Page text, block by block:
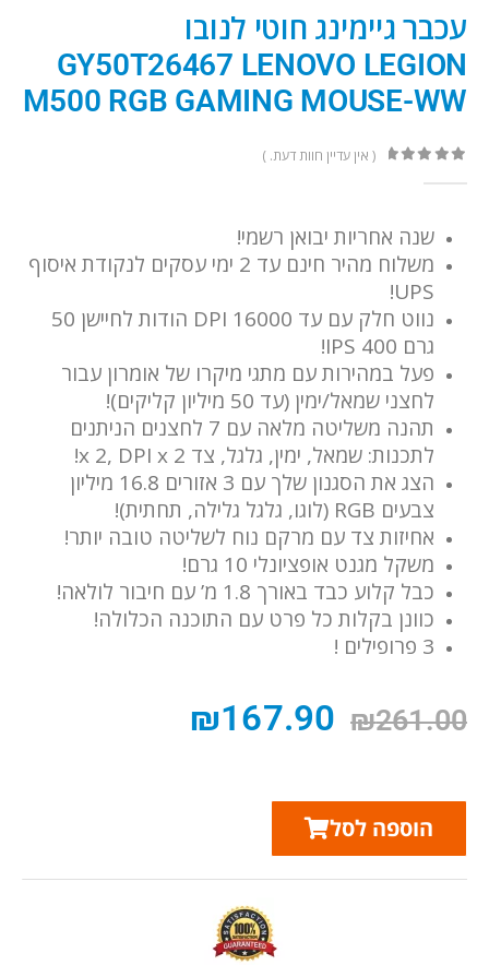
עכבר גיימינג חוטי לנובו
GY50T26467 LENOVO LEGION
M500 RGB GAMING MOUSE-WW
( אין עדיין חוות דעת. )
שנה אחריות יבואן רשמי!
משלוח מהיר חינם עד 2 ימי עסקים לנקודת איסוף
UPS!
נווט חלק עם עד 16000 DPI הודות לחיישן 50
גרם 400 IPS!
פעל במהירות עם מתגי מיקרו של אומרון עבור
לחצני שמאל/ימין (עד 50 מיליון קליקים)!
תהנה משליטה מלאה עם 7 לחצנים הניתנים
לתכנות: שמאל, ימין, גלגל, צד x 2, DPI x 2!
הצג את הסגנון שלך עם 3 אזורים 16.8 מיליון
צבעים RGB (לוגו, גלגל גלילה, תחתית)!
אחיזות צד עם מרקם נוח לשליטה טובה יותר!
משקל מגנט אופציונלי 10 גרם!
כבל קלוע כבד באורך 1.8 מ’ עם חיבור לולאה!
כוונן בקלות כל פרט עם התוכנה הכלולה!
3 פרופילים !
₪261.00
₪167.90
הוספה לסל